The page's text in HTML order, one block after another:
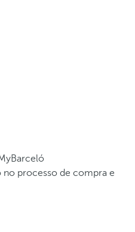
no processo de compra e